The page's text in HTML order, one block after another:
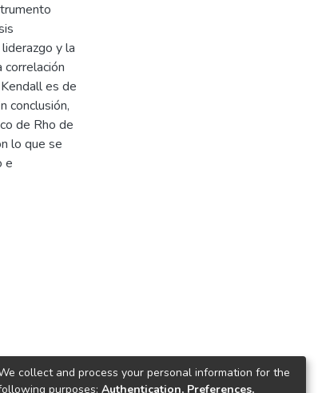
y la
es de
conclusión,
de Rho de
lo que se
e
collect and process your personal information for the
purposes: Authentication, Preferences,